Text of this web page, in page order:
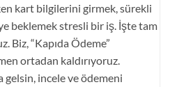
kart bilgilerini girmek, sürekli
beklemek stresli bir iş. İşte tam
Biz, “Kapıda Ödeme”
ortadan kaldırıyoruz.
gelsin, incele ve ödemeni